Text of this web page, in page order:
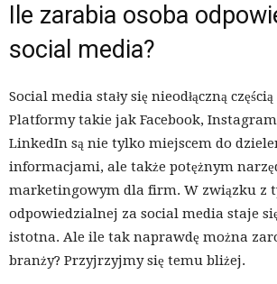
Ile zarabia osoba
social media?
Social media stały się nieodłączną
Platformy takie jak Facebook,
LinkedIn są nie tylko miejscem do
informacjami, ale także potężnym
marketingowym dla firm. W związku z
odpowiedzialnej za social media staje
istotna. Ale ile tak naprawdę można
branży? Przyjrzyjmy się temu bliżej.